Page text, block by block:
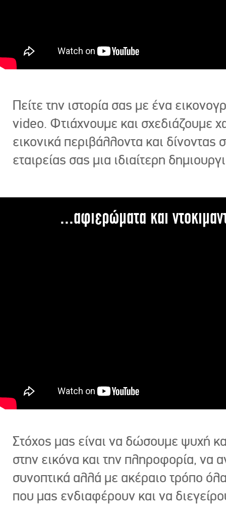
Πείτε την ιστορία σας με ένα
video. Φτιάχνουμε και σχεδιάζουμε
εικονικά περιβάλλοντα και δίνοντας
εταιρείας σας μια ιδιαίτερη
...αφιερώματα και
Στόχος μας είναι να δώσουμε ψυχή
στην εικόνα και την πληροφορία, να
συνοπτικά αλλά με ακέραιο τρόπο
που μας ενδιαφέρουν και να